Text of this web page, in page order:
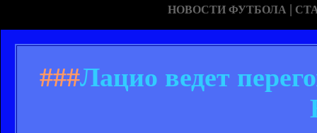
НОВОСТИ ФУТБОЛА |
###Лацио ведет